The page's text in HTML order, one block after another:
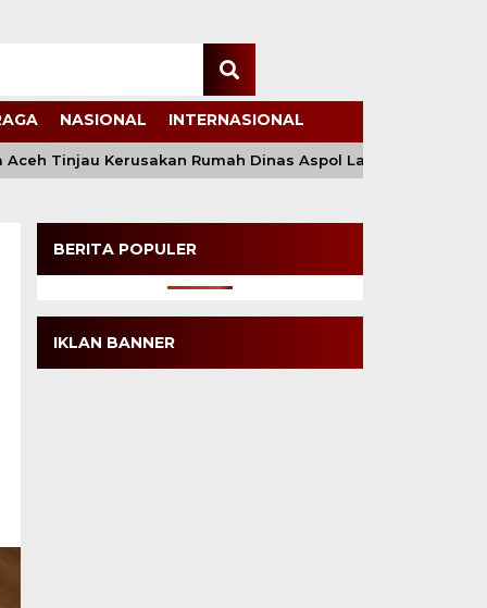
NASIONAL INTERNASIONAL
Tinjau Kerusakan Rumah Dinas Aspol Lamteumen I Akibat
BERITA POPULER
IKLAN BANNER